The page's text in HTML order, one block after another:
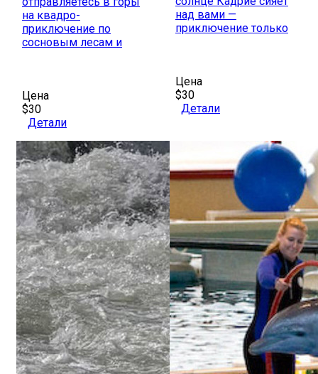
на квадро-
приключение по
сосновым лесам и
Цена
$30
Детали
над вами —
приключение только
Цена
$30
Детали